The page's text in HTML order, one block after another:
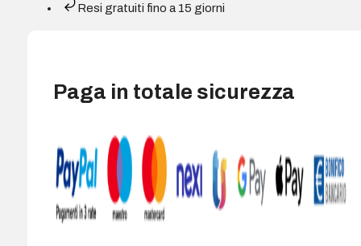
Resi gratuiti fino a 15 giorni
Paga in totale sicurezza